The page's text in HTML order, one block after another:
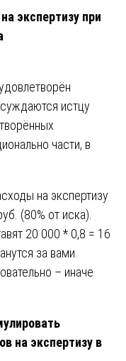
экспертизу при
истцу
части, в
на экспертизу
(80% от иска).
20 000 * 0,8 = 16
за вами.
– иначе
на экспертизу в